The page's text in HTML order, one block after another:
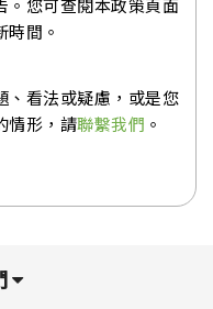
。您可查閱本政策頁面
間。
、看法或疑慮，或是您
情形，請聯繫我們 。